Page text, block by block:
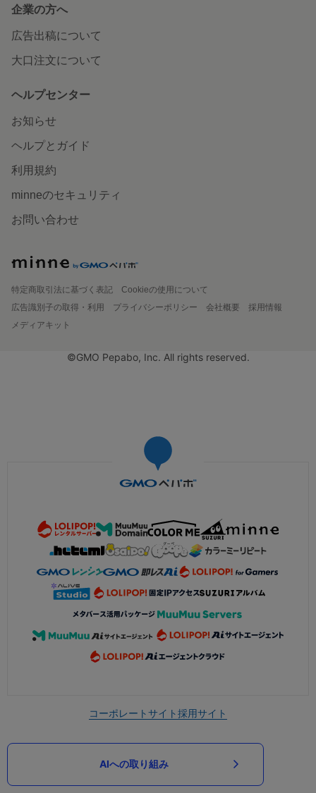
企業の方へ
広告出稿について
大口注文について
ヘルプセンター
お知らせ
ヘルプとガイド
利用規約
minneのセキュリティ
お問い合わせ
特定商取引法に基づく表記
Cookieの使用について
広告識別子の取得・利用
プライバシーポリシー 会社概要
採用情報
メディアキット
©GMO Pepabo, Inc. All rights reserved.
コーポレートサイト採用サイト
AIへの取り組み